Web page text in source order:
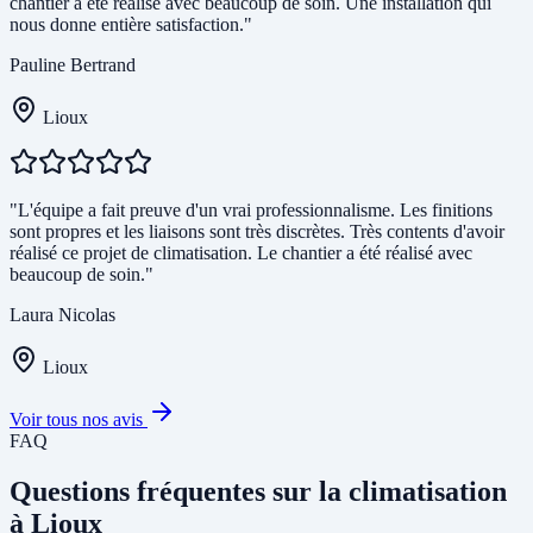
nous donne entière satisfaction."
Pauline Bertrand
Lioux
"L'équipe a fait preuve d'un vrai professionnalisme. Les finitions
sont propres et les liaisons sont très discrètes. Très contents d'avoir
réalisé ce projet de climatisation. Le chantier a été réalisé avec
beaucoup de soin."
Laura Nicolas
Lioux
Voir tous nos avis
FAQ
Questions fréquentes sur la climatisation
à Lioux